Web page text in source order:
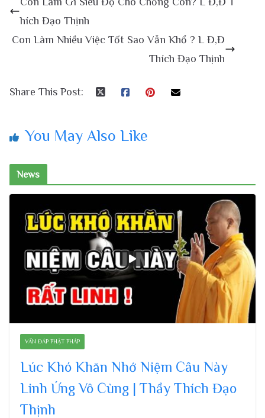
hích Đạo Thịnh
Con Làm Nhiều Việc Tốt Sao Vẫn Khổ ? L Đ,Đ
Thích Đạo Thịnh
Share This Post:
You May Also Like
News
VẤN ĐÁP PHẬT PHÁP
Lúc Khó Khăn Nhớ Niệm Câu Này
Linh Ứng Vô Cùng | Thầy Thích Đạo
Thịnh